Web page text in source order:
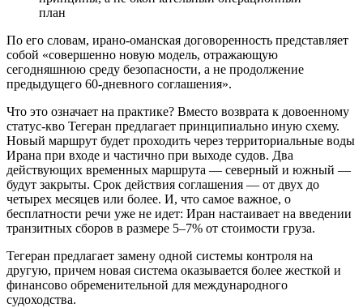
план
По его словам, ирано-оманская договоренность представляет
собой «совершенно новую модель, отражающую
сегодняшнюю среду безопасности, а не продолжение
предыдущего 60-дневного соглашения».
Что это означает на практике? Вместо возврата к довоенному
статус-кво Тегеран предлагает принципиально иную схему.
Новый маршрут будет проходить через территориальные воды
Ирана при входе и частично при выходе судов. Два
действующих временных маршрута — северный и южный —
будут закрыты. Срок действия соглашения — от двух до
четырех месяцев или более. И, что самое важное, о
бесплатности речи уже не идет: Иран настаивает на введении
транзитных сборов в размере 5–7% от стоимости груза.
Тегеран предлагает замену одной системы контроля на
другую, причем новая система оказывается более жесткой и
финансово обременительной для международного
судоходства.